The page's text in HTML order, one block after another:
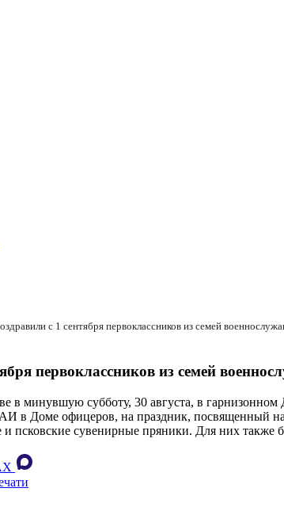
с 1 сентября первоклассников из семей
первоклассников из семей
в минувшую субботу, 30 августа, в
в Доме офицеров, на праздник, посвященный
псковские сувенирные пряники. Для них также